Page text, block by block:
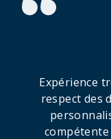
Expérience
respect des